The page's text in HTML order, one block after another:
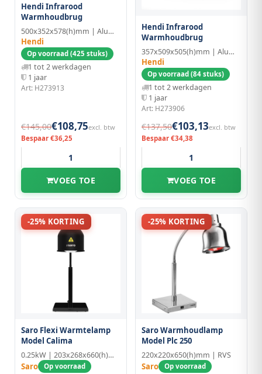
Hendi Infrarood
Warmhoudbrug
500x352x578(h)mm | Aluminium
Hendi
Op voorraad (425 stuks)
1 tot 2 werkdagen
1 jaar
Art: H273913
€145,00€108,75excl. btw
Bespaar €36,25
VOEG TOE
Hendi Infrarood
Warmhoudbrug
357x509x505(h)mm | Aluminium
Hendi
Op voorraad (84 stuks)
1 tot 2 werkdagen
1 jaar
Art: H273906
€137,50€103,13excl. btw
Bespaar €34,38
VOEG TOE
-25% KORTING
Saro Flexi Warmtelamp
Model Calima
0.25kW | 203x268x660(h)mm
Saro Op voorraad
-25% KORTING
Saro Warmhoudlamp
Model Plc 250
220x220x650(h)mm | RVS
Saro Op voorraad